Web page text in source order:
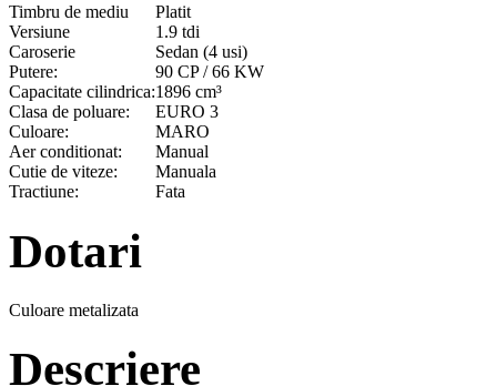
Timbru de mediu
Platit
Versiune
1.9 tdi
Caroserie
Sedan (4 usi)
Putere:
90 CP / 66 KW
Capacitate cilindrica:1896 cm³
Clasa de poluare:
EURO 3
Culoare:
MARO
Aer conditionat:
Manual
Cutie de viteze:
Manuala
Tractiune:
Fata
Dotari
Culoare metalizata
Descriere